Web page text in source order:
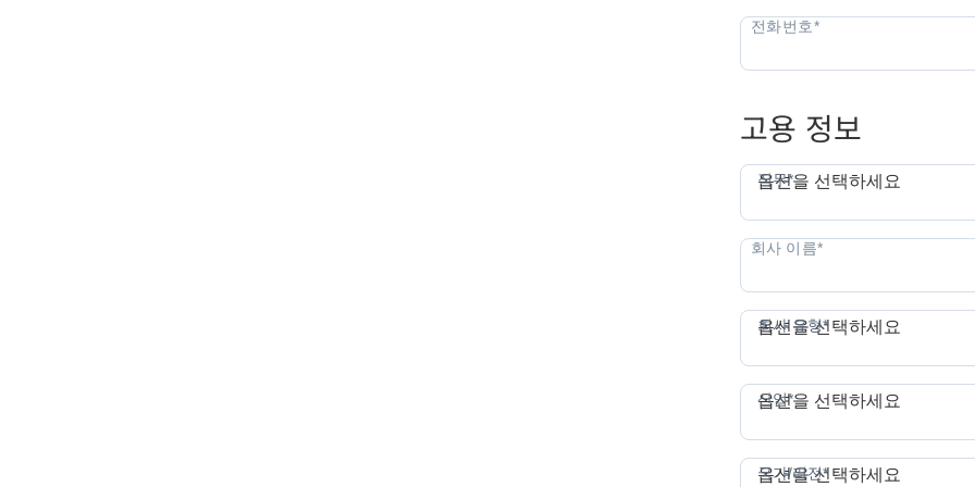
고용 정보
직무*
옵션을 선택하세요
회사 유형*
옵션을 선택하세요
산업*
옵션을 선택하세요
국가/리전*
옵션을 선택하세요